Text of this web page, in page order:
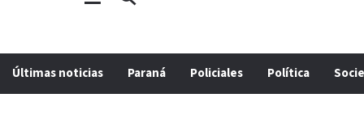
Últimas noticias Paraná Policiales Política